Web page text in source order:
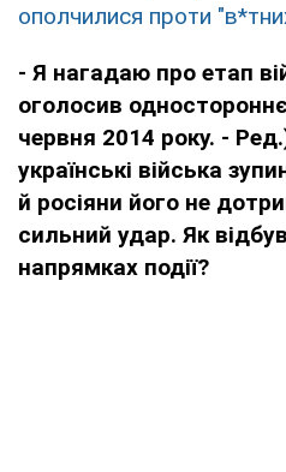
ополчилися проти
- Я нагадаю про етап
оголосив
червня 2014 року. -
українські війська
й росіяни його не
сильний удар. Як
напрямках події?